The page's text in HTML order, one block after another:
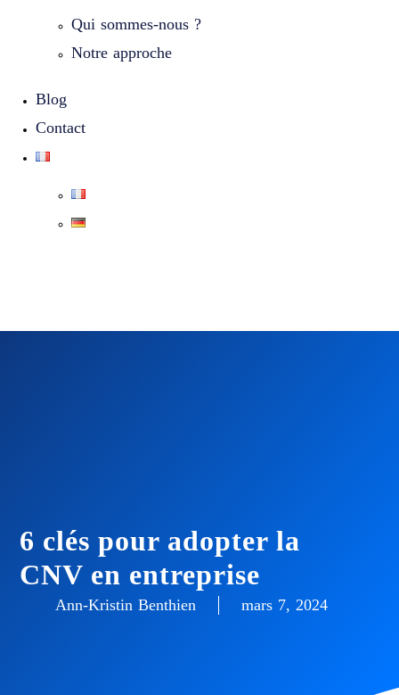
Qui sommes-nous ?
Notre approche
Blog
Contact
6 clés pour adopter la
CNV en entreprise
Ann-Kristin Benthien mars 7, 2024